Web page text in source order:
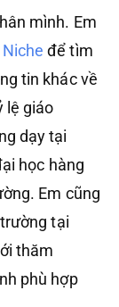
mình. Em
để tìm
tin khác về
lệ giáo
dạy tại
học hàng
Em cũng
tại
thăm
phù hợp